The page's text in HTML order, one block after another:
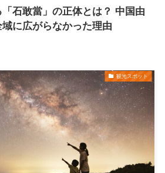
石敢當」の正体とは？ 中国由
に広がらなかった理由
観光スポット